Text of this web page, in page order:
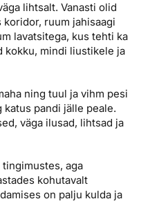
lihtsalt. Vanasti olid
ruum jahisaagi
lavatsitega, kus tehti ka
kokku, mindi liustikele ja
ning tuul ja vihm pesi
katus pandi jälle peale.
väga ilusad, lihtsad ja
aga
kohutavalt
on palju kulda ja